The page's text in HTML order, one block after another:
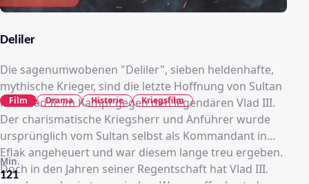
Deliler
Die sagenumwobenen "Deliler", sieben heldenhafte,
mythische Krieger, sind die letzte Hoffnung von Sultan
Mehmed II. im Kampf gegen den legendären Vlad III.
Der charismatische Kriegsherr und Anführer wurde
ursprünglich vom Sultan selbst als Kommandant in
Eflak angeheuert und war diesem lange treu ergeben.
Doch in den Jahren seiner Regentschaft hat Vlad III.
121
Min.
Film Drama Historie Kriegsfilm